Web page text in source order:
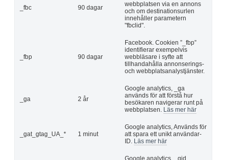
_fbc 90 dagar
webbplatsen via en annons
och om destinationsurlen
innehåller parametern
"fbclid".
_fbp 90 dagar
Facebook. Cookien ”_fbp”
identifierar exempelvis
webbläsare i syfte att
tillhandahålla annonserings-
och webbplatsanalystjänster.
_ga 2 år
Google analytics, _ga
används för att förstå hur
besökaren navigerar runt på
webbplatsen. Läs mer här
_gat_gtag_UA_* 1 minut
Google analytics, Används för
att spara ett unikt användar-
ID. Läs mer här